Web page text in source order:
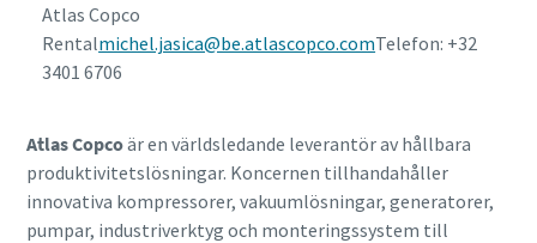
Atlas Copco
Rentalmichel.jasica@be.atlascopco.comTelefon: +32
3401 6706
Atlas Copcoär en världsledande leverantör av hållbara
produktivitetslösningar. Koncernen tillhandahåller
innovativa kompressorer, vakuumlösningar, generatorer,
pumpar, industriverktyg och monteringssystem till